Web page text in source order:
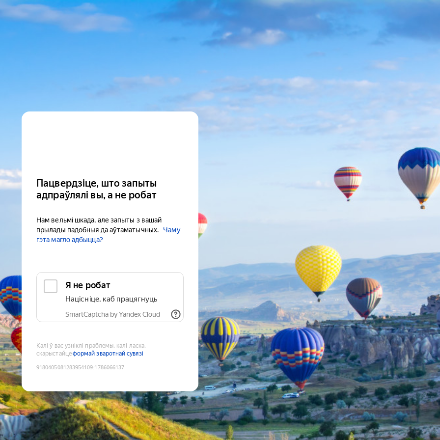
Пацвердзіце, што запыты
адпраўлялі вы, а не робат
Нам вельмі шкада, але запыты з вашай
прылады падобныя да аўтаматычных.
Чаму
гэта магло адбыцца?
Я не робат
Націсніце, каб працягнуць
SmartCaptcha by Yandex Cloud
Калі ў вас узніклі праблемы, калі ласка,
скарыстайцеформай зваротнай сувязі
9180405081283954109:1786066137